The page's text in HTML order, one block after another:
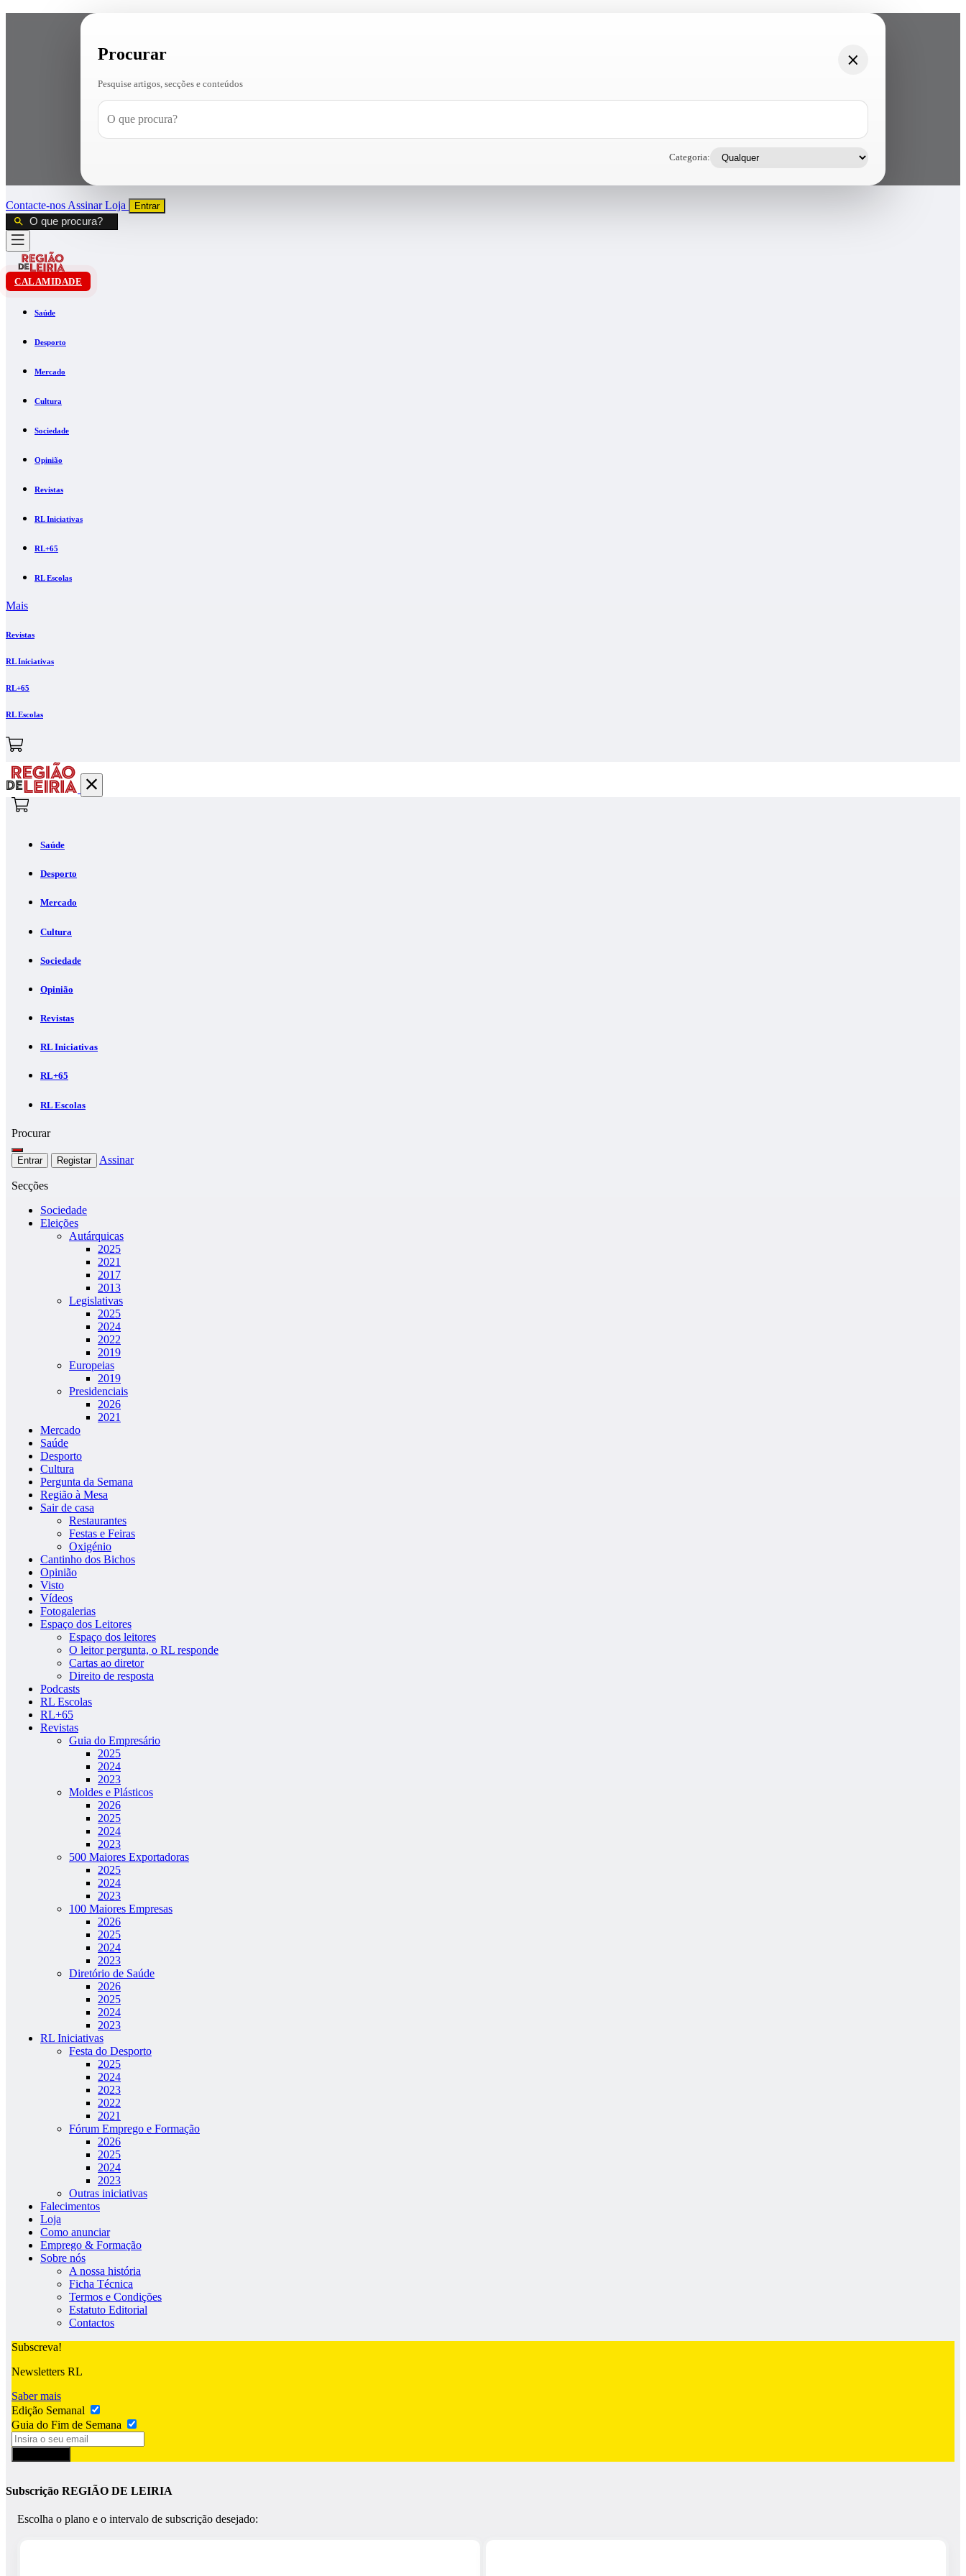
Procurar
Pesquise artigos, secções e conteúdos
Categoria:
Contacte-nos AssinarLoja Entrar
CALAMIDADE
Saúde
Desporto
Mercado
Cultura
Sociedade
Opinião
Revistas
RL Iniciativas
RL+65
RL Escolas
Mais
Revistas
RL Iniciativas
RL+65
RL Escolas
Saúde
Desporto
Mercado
Cultura
Sociedade
Opinião
Revistas
RL Iniciativas
RL+65
RL Escolas
Procurar
Entrar Registar Assinar
Secções
Sociedade
Eleições
Autárquicas
2025
2021
2017
2013
Legislativas
2025
2024
2022
2019
Europeias
2019
Presidenciais
2026
2021
Mercado
Saúde
Desporto
Cultura
Pergunta da Semana
Região à Mesa
Sair de casa
Restaurantes
Festas e Feiras
Oxigénio
Cantinho dos Bichos
Opinião
Visto
Vídeos
Fotogalerias
Espaço dos Leitores
Espaço dos leitores
O leitor pergunta, o RL responde
Cartas ao diretor
Direito de resposta
Podcasts
RL Escolas
RL+65
Revistas
Guia do Empresário
2025
2024
2023
Moldes e Plásticos
2026
2025
2024
2023
500 Maiores Exportadoras
2025
2024
2023
100 Maiores Empresas
2026
2025
2024
2023
Diretório de Saúde
2026
2025
2024
2023
RL Iniciativas
Festa do Desporto
2025
2024
2023
2022
2021
Fórum Emprego e Formação
2026
2025
2024
2023
Outras iniciativas
Falecimentos
Loja
Como anunciar
Emprego & Formação
Sobre nós
A nossa história
Ficha Técnica
Termos e Condições
Estatuto Editorial
Contactos
Subscreva!
Newsletters RL
Saber mais
Edição Semanal
Guia do Fim de Semana
Subscrição REGIÃO DE LEIRIA
Escolha o plano e o intervalo de subscrição desejado: